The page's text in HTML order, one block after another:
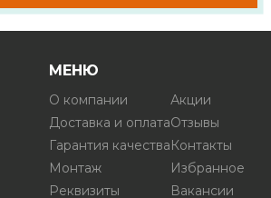
МЕНЮ
О компании
Доставка и оплата
Гарантия качества
Монтаж
Реквизиты
Акции
Отзывы
Контакты
Избранное
Вакансии